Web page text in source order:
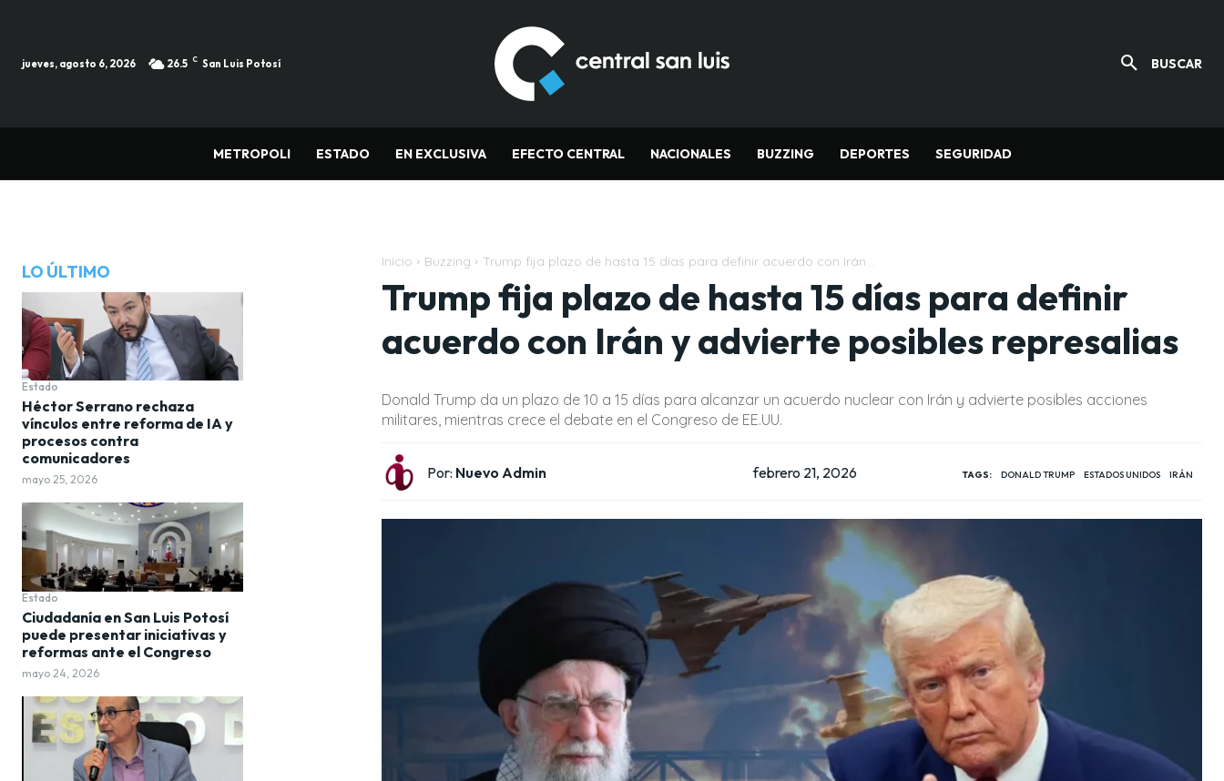
jueves, agosto 6, 2026 26.5 C San Luis Potosí BUSCAR
METROPOLI ESTADO EN EXCLUSIVA EFECTO CENTRAL NACIONALES BUZZING DEPORTES SEGURIDAD
LO ÚLTIMO
Estado
Héctor Serrano rechaza
vínculos entre reforma de IA y
procesos contra
comunicadores
mayo 25, 2026
Estado
Ciudadanía en San Luis Potosí
puede presentar iniciativas y
reformas ante el Congreso
mayo 24, 2026
Inicio Buzzing Trump fija plazo de hasta 15 días para definir acuerdo con Irán...
Trump fija plazo de hasta 15 días para definir
acuerdo con Irán y advierte posibles represalias
Donald Trump da un plazo de 10 a 15 días para alcanzar un acuerdo nuclear con Irán y advierte posibles acciones
militares, mientras crece el debate en el Congreso de EE.UU.
Por: Nuevo Admin febrero 21, 2026 TAGS: DONALD TRUMP ESTADOS UNIDOS IRÁN